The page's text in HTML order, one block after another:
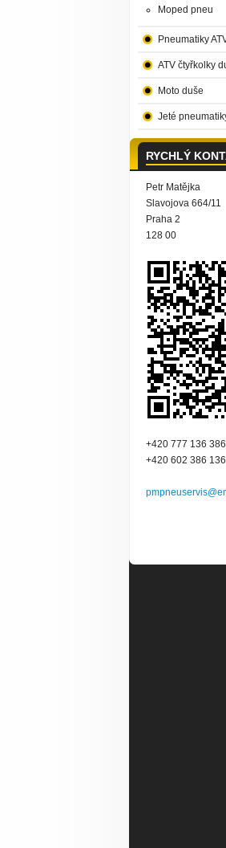
Moped pneu
Pneumatiky
ATV čtyřkolky
Moto duše
Jeté
RYCHLÝ
Petr Matějka
Slavojova 664/11
Praha 2
128 00
+420 777 136 386
+420 602 386 136